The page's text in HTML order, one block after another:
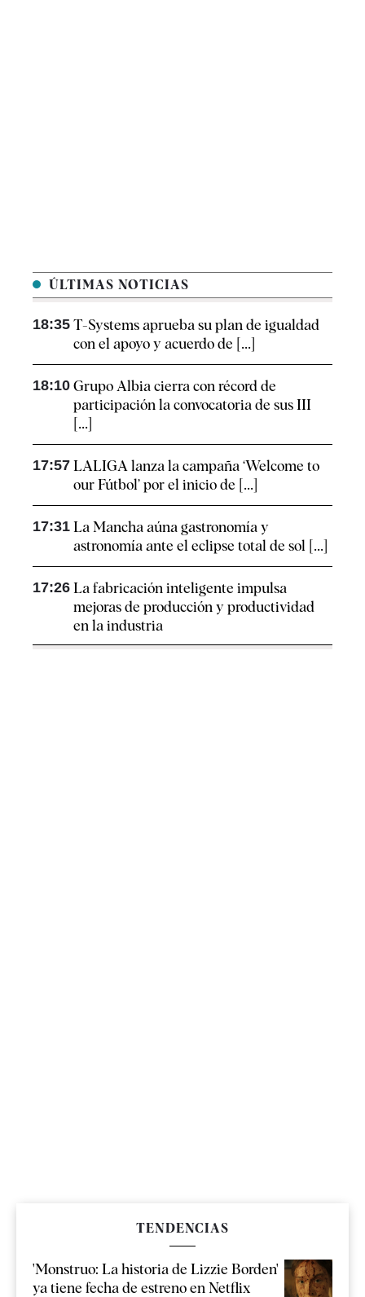
ÚLTIMAS NOTICIAS
18:35 T-Systems aprueba su plan de igualdad
con el apoyo y acuerdo de [...]
18:10 Grupo Albia cierra con récord de
participación la convocatoria de sus III
[...]
17:57 LALIGA lanza la campaña ‘Welcome to
our Fútbol’ por el inicio de [...]
17:31 La Mancha aúna gastronomía y
astronomía ante el eclipse total de sol [...]
17:26 La fabricación inteligente impulsa
mejoras de producción y productividad
en la industria
TENDENCIAS
'Monstruo: La historia de Lizzie Borden'
ya tiene fecha de estreno en Netflix